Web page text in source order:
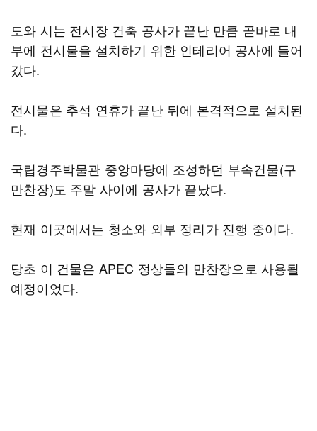
도와 시는 전시장 건축 공사가 끝난 만큼 곧바로 내
부에 전시물을 설치하기 위한 인테리어 공사에 들어
갔다.
전시물은 추석 연휴가 끝난 뒤에 본격적으로 설치된
다.
국립경주박물관 중앙마당에 조성하던 부속건물(구
만찬장)도 주말 사이에 공사가 끝났다.
현재 이곳에서는 청소와 외부 정리가 진행 중이다.
당초 이 건물은 APEC 정상들의 만찬장으로 사용될
예정이었다.